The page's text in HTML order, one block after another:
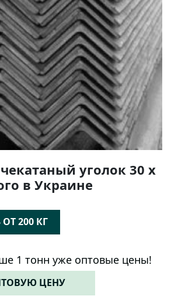
уголок 30 х
в Украине
200 КГ
1 тонн уже оптовые цены!
ЦЕНУ